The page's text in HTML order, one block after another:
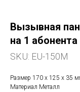
Вызывная
на 1 абонента
SKU: EU-150M
Размер 170 х 125 х 35
Материал Металл